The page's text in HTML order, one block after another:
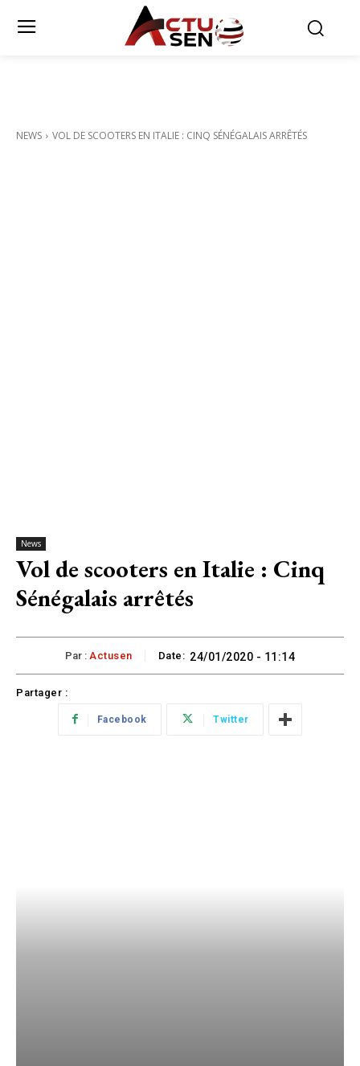
NEWS VOL DE SCOOTERS EN ITALIE : CINQ SÉNÉGALAIS ARRÊTÉS
News
Vol de scooters en Italie : Cinq
Sénégalais arrêtés
Par : Actusen Date: 24/01/2020 - 11:14
Partager :
Facebook Twitter